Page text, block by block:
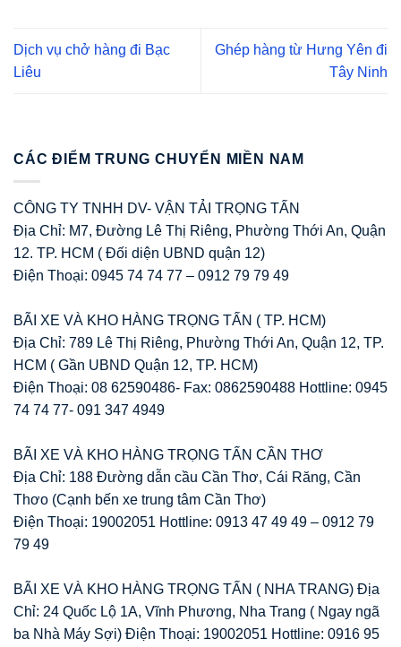
Dịch vụ chở hàng đi Bạc
Liêu
Ghép hàng từ Hưng Yên đi
Tây Ninh
CÁC ĐIỂM TRUNG CHUYỂN MIỀN NAM
CÔNG TY TNHH DV- VẬN TẢI TRỌNG TẤN
Địa Chỉ: M7, Đường Lê Thị Riêng, Phường Thới An, Quận
12. TP. HCM ( Đối diện UBND quận 12)
Điện Thoại: 0945 74 74 77 – 0912 79 79 49
BÃI XE VÀ KHO HÀNG TRỌNG TẤN ( TP. HCM)
Địa Chỉ: 789 Lê Thị Riêng, Phường Thới An, Quận 12, TP.
HCM ( Gần UBND Quận 12, TP. HCM)
Điện Thoại: 08 62590486- Fax: 0862590488 Hottline: 0945
74 74 77- 091 347 4949
BÃI XE VÀ KHO HÀNG TRỌNG TẤN CẦN THƠ
Địa Chỉ: 188 Đường dẫn cầu Cần Thơ, Cái Răng, Cần
Thơo (Cạnh bến xe trung tâm Cần Thơ)
Điện Thoại: 19002051 Hottline: 0913 47 49 49 – 0912 79
79 49
BÃI XE VÀ KHO HÀNG TRỌNG TẤN ( NHA TRANG) Địa
Chỉ: 24 Quốc Lộ 1A, Vĩnh Phương, Nha Trang ( Ngay ngã
ba Nhà Máy Sợi) Điện Thoại: 19002051 Hottline: 0916 95